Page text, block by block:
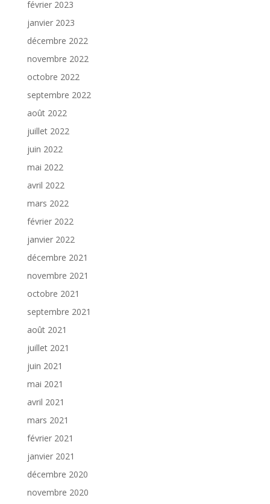
février 2023
janvier 2023
décembre 2022
novembre 2022
octobre 2022
septembre 2022
août 2022
juillet 2022
juin 2022
mai 2022
avril 2022
mars 2022
février 2022
janvier 2022
décembre 2021
novembre 2021
octobre 2021
septembre 2021
août 2021
juillet 2021
juin 2021
mai 2021
avril 2021
mars 2021
février 2021
janvier 2021
décembre 2020
novembre 2020